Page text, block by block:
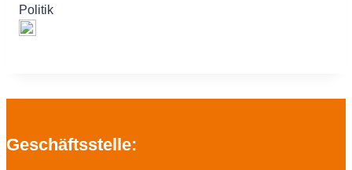
Politik
Geschäftsstelle: